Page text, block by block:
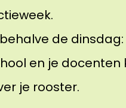
de
en je docenten
je rooster.